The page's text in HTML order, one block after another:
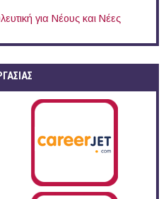
για Νέους και Νέες